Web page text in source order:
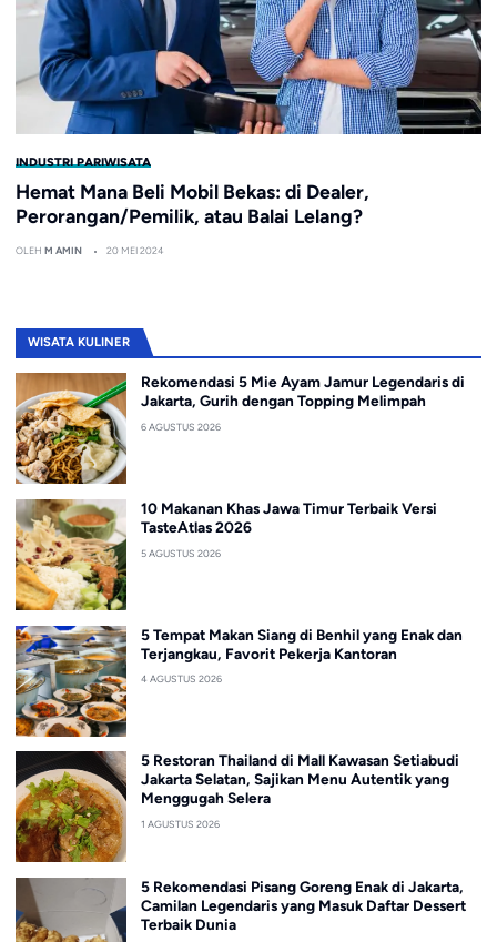
INDUSTRI PARIWISATA
Hemat Mana Beli Mobil Bekas: di Dealer,
Perorangan/Pemilik, atau Balai Lelang?
OLEH M AMIN 20 MEI 2024
WISATA KULINER
Rekomendasi 5 Mie Ayam Jamur Legendaris di
Jakarta, Gurih dengan Topping Melimpah
6 AGUSTUS 2026
10 Makanan Khas Jawa Timur Terbaik Versi
TasteAtlas 2026
5 AGUSTUS 2026
5 Tempat Makan Siang di Benhil yang Enak dan
Terjangkau, Favorit Pekerja Kantoran
4 AGUSTUS 2026
5 Restoran Thailand di Mall Kawasan Setiabudi
Jakarta Selatan, Sajikan Menu Autentik yang
Menggugah Selera
1 AGUSTUS 2026
5 Rekomendasi Pisang Goreng Enak di Jakarta,
Camilan Legendaris yang Masuk Daftar Dessert
Terbaik Dunia